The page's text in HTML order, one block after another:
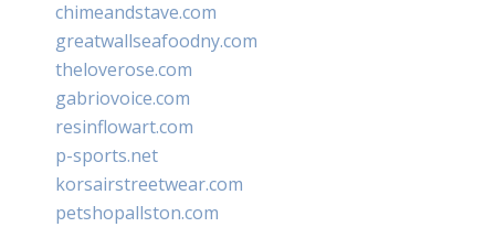
chimeandstave.com
greatwallseafoodny.com
theloverose.com
gabriovoice.com
resinflowart.com
p-sports.net
korsairstreetwear.com
petshopallston.com